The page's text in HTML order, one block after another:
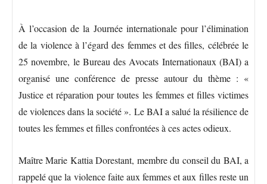
À l’occasion de la Journée internationale pour l’élimination
de la violence à l’égard des femmes et des filles, célébrée le
25 novembre, le Bureau des Avocats Internationaux (BAI) a
organisé une conférence de presse autour du thème : «
Justice et réparation pour toutes les femmes et filles victimes
de violences dans la société ». Le BAI a salué la résilience de
toutes les femmes et filles confrontées à ces actes odieux.
Maître Marie Kattia Dorestant, membre du conseil du BAI, a
rappelé que la violence faite aux femmes et aux filles reste un